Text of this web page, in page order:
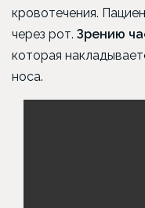
кровотечения.
через рот. Зрению
которая
носа.